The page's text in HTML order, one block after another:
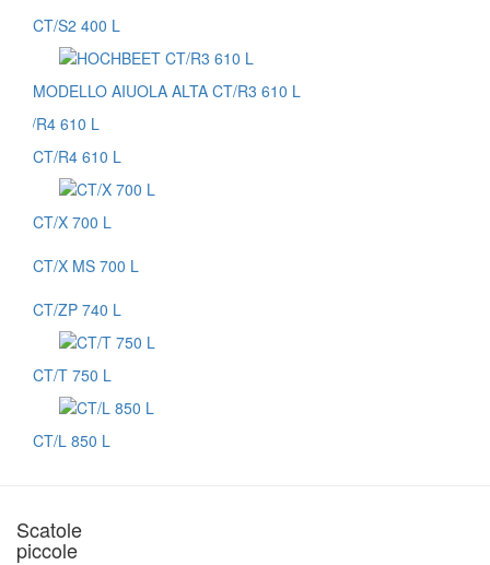
CT/S2 400 L
MODELLO AIUOLA ALTA CT/R3 610 L
CT/R4 610 L
CT/X 700 L
CT/X MS 700 L
CT/ZP 740 L
CT/T 750 L
CT/L 850 L
Scatole
piccole